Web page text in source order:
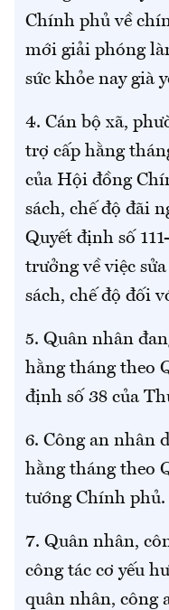
Chính phủ về
mới giải phóng
sức khỏe nay già
4. Cán bộ xã,
trợ cấp hằng
của Hội đồng
sách, chế độ đãi
Quyết định số
trưởng về việc
sách, chế độ đối
5. Quân nhân
hằng tháng theo
định số 38 của
6. Công an nhân
hằng tháng theo
tướng Chính phủ.
7. Quân nhân,
công tác cơ yếu
quân nhân, công